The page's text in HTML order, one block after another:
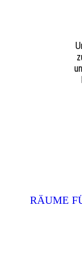
RÄUME